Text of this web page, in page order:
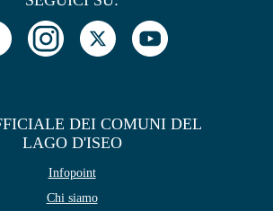
DEI COMUNI DEL
LAGO D'ISEO
Infopoint
Chi siamo